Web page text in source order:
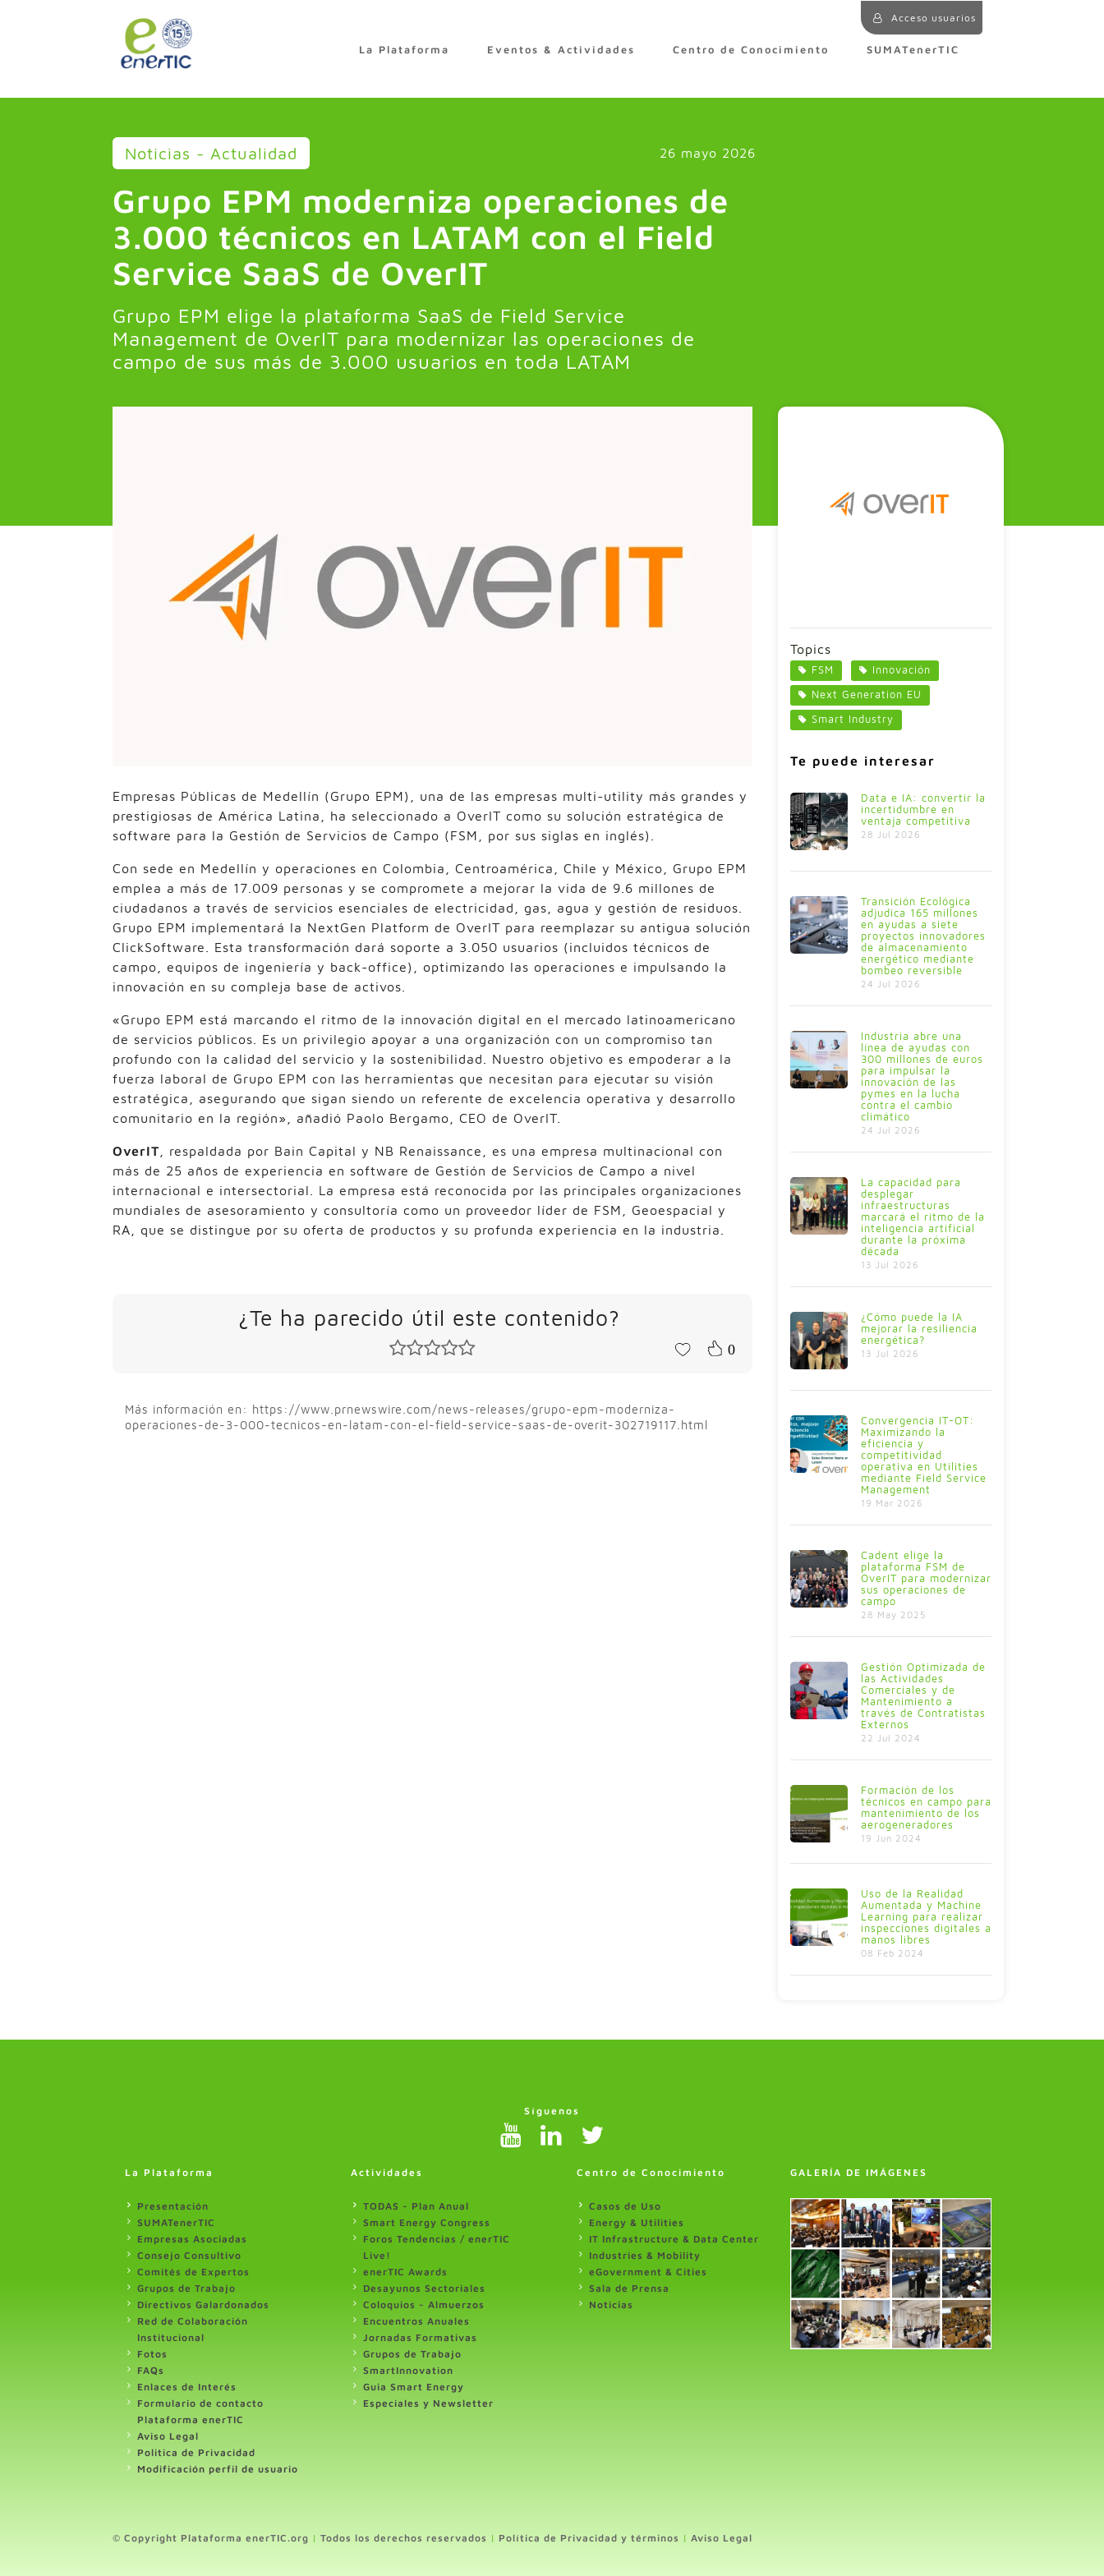
Acceso usuarios
La Plataforma Eventos & Actividades Centro de Conocimiento SUMATenerTIC
Noticias - Actualidad 26 mayo 2026
Grupo EPM moderniza operaciones de
3.000 técnicos en LATAM con el Field
Service SaaS de OverIT
Grupo EPM elige la plataforma SaaS de Field Service
Management de OverIT para modernizar las operaciones de
campo de sus más de 3.000 usuarios en toda LATAM
Empresas Públicas de Medellín (Grupo EPM), una de las empresas multi-utility más grandes y
prestigiosas de América Latina, ha seleccionado a OverIT como su solución estratégica de
software para la Gestión de Servicios de Campo (FSM, por sus siglas en inglés).
Con sede en Medellín y operaciones en Colombia, Centroamérica, Chile y México, Grupo EPM
emplea a más de 17.009 personas y se compromete a mejorar la vida de 9.6 millones de
ciudadanos a través de servicios esenciales de electricidad, gas, agua y gestión de residuos.
Grupo EPM implementará la NextGen Platform de OverIT para reemplazar su antigua solución
ClickSoftware. Esta transformación dará soporte a 3.050 usuarios (incluidos técnicos de
campo, equipos de ingeniería y back-office), optimizando las operaciones e impulsando la
innovación en su compleja base de activos.
«Grupo EPM está marcando el ritmo de la innovación digital en el mercado latinoamericano
de servicios públicos. Es un privilegio apoyar a una organización con un compromiso tan
profundo con la calidad del servicio y la sostenibilidad. Nuestro objetivo es empoderar a la
fuerza laboral de Grupo EPM con las herramientas que necesitan para ejecutar su visión
estratégica, asegurando que sigan siendo un referente de excelencia operativa y desarrollo
comunitario en la región», añadió Paolo Bergamo, CEO de OverIT.
OverIT , respaldada por Bain Capital y NB Renaissance, es una empresa multinacional con
más de 25 años de experiencia en software de Gestión de Servicios de Campo a nivel
internacional e intersectorial. La empresa está reconocida por las principales organizaciones
mundiales de asesoramiento y consultoría como un proveedor líder de FSM, Geoespacial y
RA, que se distingue por su oferta de productos y su profunda experiencia en la industria.
¿Te ha parecido útil este contenido?
0
Más información en: https://www.prnewswire.com/news-releases/grupo-epm-moderniza-
operaciones-de-3-000-tecnicos-en-latam-con-el-field-service-saas-de-overit-302719117.html
Topics
FSM
Innovación
Next Generation EU
Smart Industry
Te puede interesar
Data e IA: convertir la
incertidumbre en
ventaja competitiva
28 Jul 2026
Transición Ecológica
adjudica 165 millones
en ayudas a siete
proyectos innovadores
de almacenamiento
energético mediante
bombeo reversible
24 Jul 2026
Industria abre una
línea de ayudas con
300 millones de euros
para impulsar la
innovación de las
pymes en la lucha
contra el cambio
climático
24 Jul 2026
La capacidad para
desplegar
infraestructuras
marcará el ritmo de la
inteligencia artificial
durante la próxima
década
13 Jul 2026
¿Cómo puede la IA
mejorar la resiliencia
energética?
13 Jul 2026
Convergencia IT-OT:
Maximizando la
eficiencia y
competitividad
operativa en Utilities
mediante Field Service
Management
19 Mar 2026
Cadent elige la
plataforma FSM de
OverIT para modernizar
sus operaciones de
campo
28 May 2025
Gestión Optimizada de
las Actividades
Comerciales y de
Mantenimiento a
través de Contratistas
Externos
22 Jul 2024
Formación de los
técnicos en campo para
mantenimiento de los
aerogeneradores
19 Jun 2024
Uso de la Realidad
Aumentada y Machine
Learning para realizar
inspecciones digitales a
manos libres
08 Feb 2024
Síguenos
La Plataforma
Presentación
SUMATenerTIC
Empresas Asociadas
Consejo Consultivo
Comités de Expertos
Grupos de Trabajo
Directivos Galardonados
Red de Colaboración
Institucional
Fotos
FAQs
Enlaces de Interés
Formulario de contacto
Plataforma enerTIC
Aviso Legal
Politica de Privacidad
Modificación perfil de usuario
Actividades
TODAS - Plan Anual
Smart Energy Congress
Foros Tendencias / enerTIC
Live!
enerTIC Awards
Desayunos Sectoriales
Coloquios - Almuerzos
Encuentros Anuales
Jornadas Formativas
Grupos de Trabajo
SmartInnovation
Guia Smart Energy
Especiales y Newsletter
Centro de Conocimiento
Casos de Uso
Energy & Utilities
IT Infrastructure & Data Center
Industries & Mobility
eGovernment & Cities
Sala de Prensa
Noticias
GALERÍA DE IMÁGENES
© Copyright Plataforma enerTIC.org | Todos los derechos reservados | Política de Privacidad y términos | Aviso Legal